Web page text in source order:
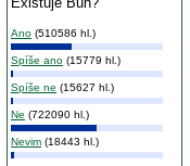
Ano (510586 hl.)
Spíše ano (15779 hl.)
Spíše ne (15627 hl.)
Ne (722090 hl.)
Nevim (18443 hl.)